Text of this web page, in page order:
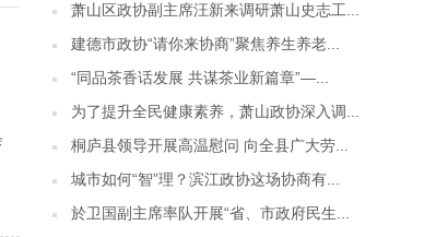
萧山区政协副主席汪新来调研萧山史志工...
建德市政协“请你来协商”聚焦养生养老...
“同品茶香话发展 共谋茶业新篇章”—...
为了提升全民健康素养，萧山政协深入调...
桐庐县领导开展高温慰问 向全县广大劳...
城市如何“智”理？滨江政协这场协商有...
於卫国副主席率队开展“省、市政府民生...